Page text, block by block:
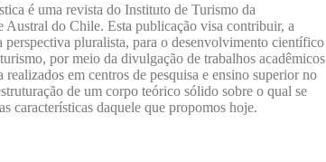
é uma revista do Instituto de Turismo da
Austral do Chile. Esta publicação visa contribuir, a
perspectiva pluralista, para o desenvolvimento científico
por meio da divulgação de trabalhos acadêmicos
realizados em centros de pesquisa e ensino superior no
de um corpo teórico sólido sobre o qual se
características daquele que propomos hoje.